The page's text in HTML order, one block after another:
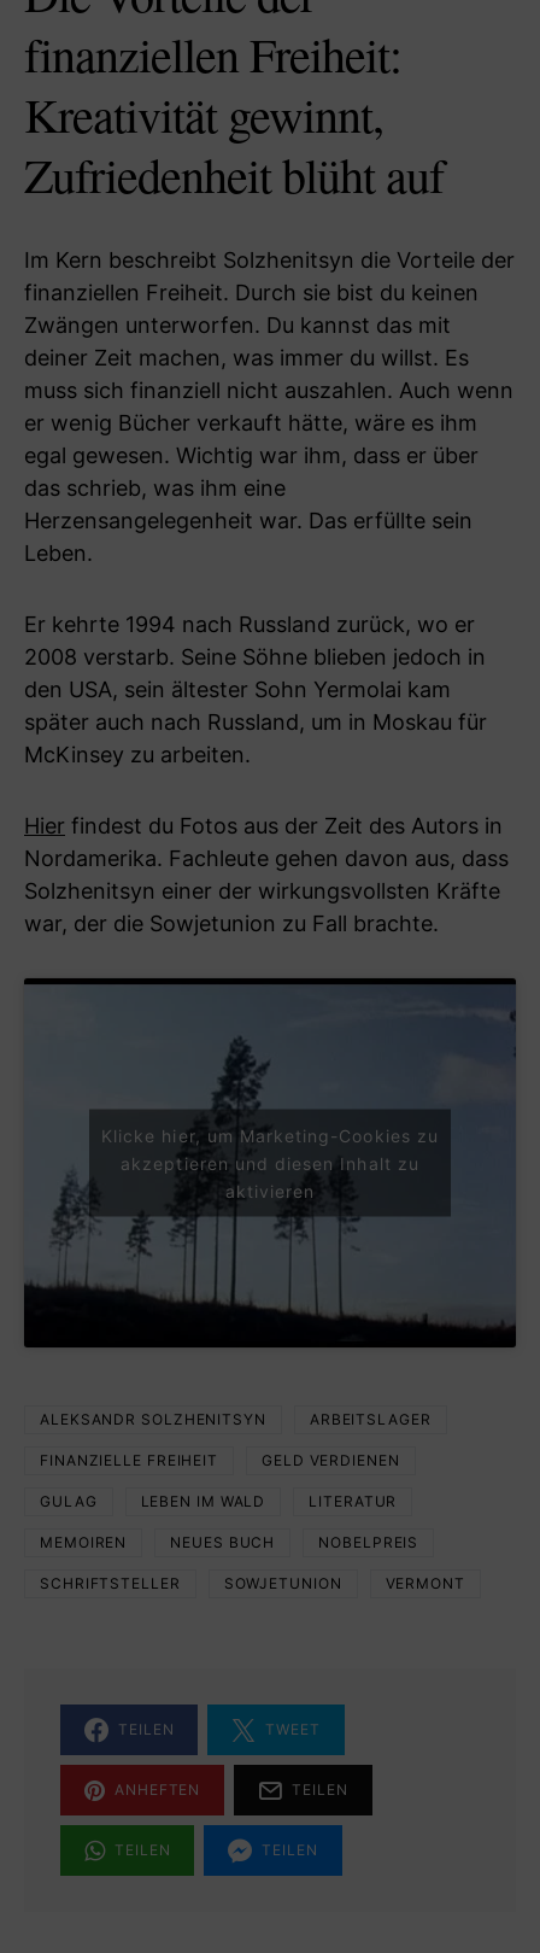
finanziellen Freiheit:
Kreativität gewinnt,
Zufriedenheit blüht auf
Im Kern beschreibt Solzhenitsyn die Vorteile der
finanziellen Freiheit. Durch sie bist du keinen
Zwängen unterworfen. Du kannst das mit
deiner Zeit machen, was immer du willst. Es
muss sich finanziell nicht auszahlen. Auch wenn
er wenig Bücher verkauft hätte, wäre es ihm
egal gewesen. Wichtig war ihm, dass er über
das schrieb, was ihm eine
Herzensangelegenheit war. Das erfüllte sein
Leben.
Er kehrte 1994 nach Russland zurück, wo er
2008 verstarb. Seine Söhne blieben jedoch in
den USA, sein ältester Sohn Yermolai kam
später auch nach Russland, um in Moskau für
McKinsey zu arbeiten.
Hier findest du Fotos aus der Zeit des Autors in
Nordamerika. Fachleute gehen davon aus, dass
Solzhenitsyn einer der wirkungsvollsten Kräfte
war, der die Sowjetunion zu Fall brachte.
Klicke hier, um Marketing-Cookies zu
akzeptieren und diesen Inhalt zu
aktivieren
ALEKSANDR SOLZHENITSYN ARBEITSLAGER
FINANZIELLE FREIHEIT GELD VERDIENEN
GULAG LEBEN IM WALD LITERATUR
MEMOIREN NEUES BUCH NOBELPREIS
SCHRIFTSTELLER SOWJETUNION VERMONT
TEILEN TWEET
ANHEFTEN TEILEN
TEILEN TEILEN